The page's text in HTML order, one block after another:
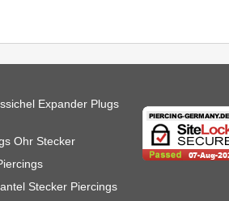
Expander Plugs
Ohr Stecker
Stecker Piercings